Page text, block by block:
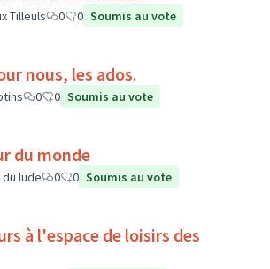
Tilleuls 0 0 Soumis au vote
nous, les ados.
0 0 Soumis au vote
du monde
lude 0 0 Soumis au vote
à l'espace de loisirs des